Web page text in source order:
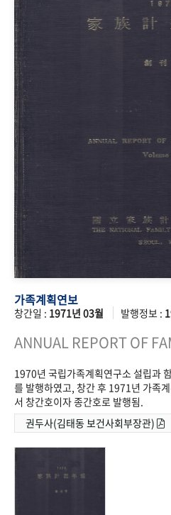
가족계획연보
창간일 : 1971년 03월 발행정보 :
ANNUAL REPORT OF
1970년 국립가족계획연구소 설립과
를 발행하였고, 창간 후 1971년 가족
서 창간호이자 종간호로 발행됨.
권두사(김태동 보건사회부장관)